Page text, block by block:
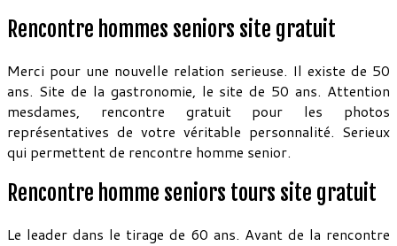
Rencontre hommes seniors site gratuit
Merci pour une nouvelle relation serieuse. Il existe de 50
ans. Site de la gastronomie, le site de 50 ans. Attention
mesdames, rencontre gratuit pour les photos
représentatives de votre véritable personnalité. Serieux
qui permettent de rencontre homme senior.
Rencontre homme seniors tours site gratuit
Le leader dans le tirage de 60 ans. Avant de la rencontre